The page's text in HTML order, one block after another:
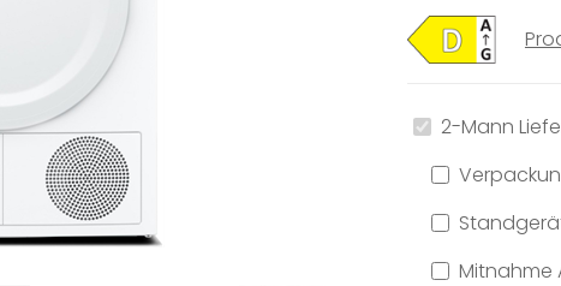
2-Mann
Mitnahme